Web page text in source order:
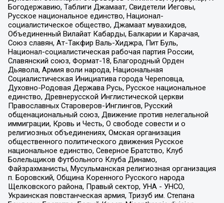
Богодержавию, Таблиги Джамаат, Свидетели Иеговы,
Русское национальное единство, Национал-
социалистическое общество, Джамаат мувахидов,
Объединенный Вилайат Кабарды, Балкарии и Карачая,
Союз славян, Ат-Такфир Валь-Хиджра, Пит Буль,
Национал-социалистическая рабочая партия России,
Славянский союз, Формат-18, Благородный Орден
Дьявола, Армия воли народа, Национальная
Социалистическая Инициатива города Череповца,
Духовно-Родовая Держава Русь, Русское национальное
единство, Древнерусской Инглистической церкви
Православных Староверов-Инглингов, Русский
общенациональный союз, Движение против нелегальной
иммиграции, Кровь и Честь, О свободе совести и о
религиозных объединениях, Омская организация
общественного политического движения Русское
национальное единство, Северное Братство, Клуб
Болельщиков Футбольного Клуба Динамо,
Файзрахманисты, Мусульманская религиозная организация
п. Боровский, Община Коренного Русского народа
Щелковского района, Правый сектор, УНА - УНСО,
Украинская повстанческая армия, Тризуб им. Степана